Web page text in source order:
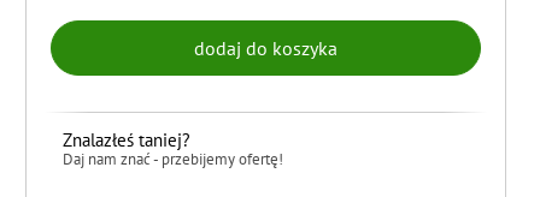
Znalazłeś taniej?
Daj nam znać - przebijemy ofertę!